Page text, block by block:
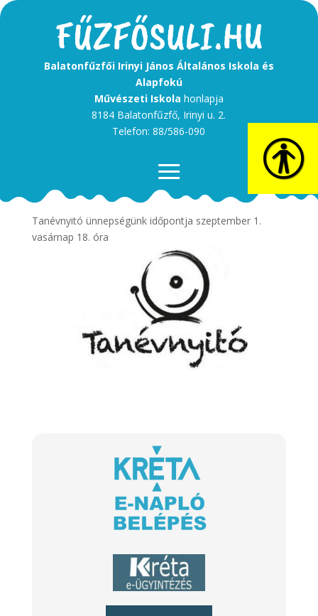
Balatonfűzfői Irinyi János Általános Iskola és
Alapfokú
Művészeti Iskola honlapja
8184 Balatonfűzfő, Irinyi u. 2.
Telefon: 88/586-090
Kedves Szülők!
Tanévnyitó ünnepségünk időpontja szeptember 1.
vasárnap 18. óra